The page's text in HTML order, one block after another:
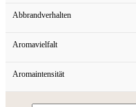
Abbrandverhalten
Aromavielfalt
Aromaintensität